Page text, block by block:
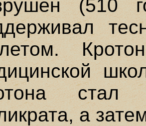
(510
стал
а